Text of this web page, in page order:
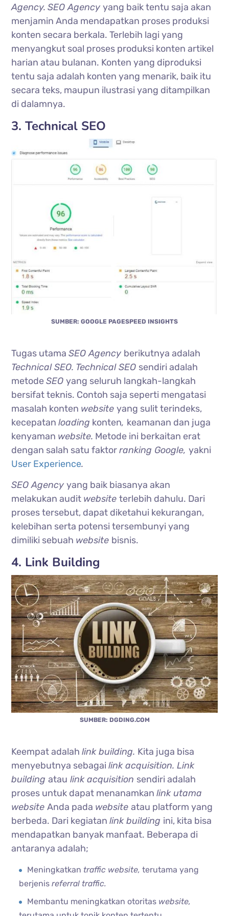
Agency. SEO Agencyyang baik tentu saja akan
menjamin Anda mendapatkan proses produksi
konten secara berkala. Terlebih lagi yang
menyangkut soal proses produksi konten artikel
harian atau bulanan. Konten yang diproduksi
tentu saja adalah konten yang menarik, baik itu
secara teks, maupun ilustrasi yang ditampilkan
di dalamnya.
3. Technical SEO
SUMBER: GOOGLE PAGESPEED INSIGHTS
Tugas utamaSEO Agency berikutnya adalah
Technical SEO. Technical SEO sendiri adalah
metodeSEOyang seluruh langkah-langkah
bersifat teknis. Contoh saja seperti mengatasi
masalah konten websiteyang sulit terindeks,
kecepatanloading konten, keamanan dan juga
kenyaman website. Metode ini berkaitan erat
dengan salah satu faktorranking Google,yakni
User Experience.
SEO Agencyyang baik biasanya akan
melakukan audit websiteterlebih dahulu. Dari
proses tersebut, dapat diketahui kekurangan,
kelebihan serta potensi tersembunyi yang
dimiliki sebuah website bisnis.
4. Link Building
SUMBER: DGDING.COM
Keempat adalahlink building. Kita juga bisa
menyebutnya sebagailink acquisition. Link
buildingatau link acquisition sendiri adalah
proses untuk dapat menanamkanlink utama
websiteAnda pada websiteatau platform yang
berbeda. Dari kegiatanlink building ini, kita bisa
mendapatkan banyak manfaat. Beberapa di
antaranya adalah;
Meningkatkan traffic website,terutama yang
berjenisreferral traffic.
Membantu meningkatkan otoritas website,